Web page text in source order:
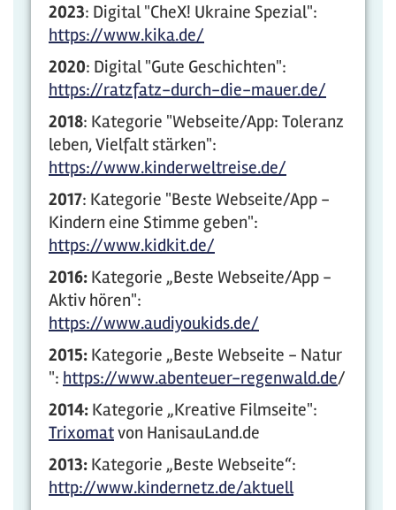
2023: Digital "CheX! Ukraine Spezial":
https://www.kika.de/
2020: Digital "Gute Geschichten":
https://ratzfatz-durch-die-mauer.de/
2018: Kategorie "Webseite/App: Toleranz
leben, Vielfalt stärken":
https://www.kinderweltreise.de/
2017: Kategorie "Beste Webseite/App -
Kindern eine Stimme geben":
https://www.kidkit.de/
2016: Kategorie „Beste Webseite/App -
Aktiv hören":
https://www.audiyoukids.de/
2015: Kategorie „Beste Webseite - Natur
": https://www.abenteuer-regenwald.de/
2014: Kategorie „Kreative Filmseite":
Trixomatvon HanisauLand.de
2013: Kategorie „Beste Webseite“:
http://www.kindernetz.de/aktuell